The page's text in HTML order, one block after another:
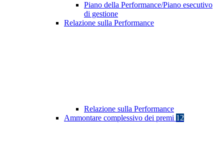
Piano della Performance/Piano esecutivo
di gestione
Relazione sulla Performance
Relazione sulla Performance
Ammontare complessivo dei premi 12